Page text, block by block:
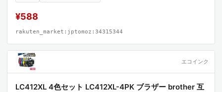
¥588
rakuten_market:jptomoz:34315344
エコインク
LC412XL 4色セット LC412XL-4PK ブラザー brother 互